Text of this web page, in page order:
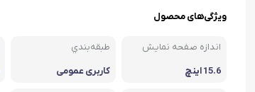
ویژگی‌های محصول
اندازه صفحه نمايش
15.6 اينچ
طبقه‌بندي
کاربری عمومی